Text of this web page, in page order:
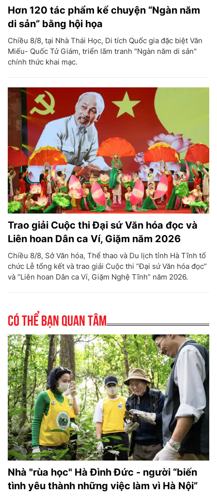
Hơn 120 tác phẩm kể chuyện “Ngàn năm
di sản” bằng hội họa
Chiều 8/8, tại Nhà Thái Học, Di tích Quốc gia đặc biệt Văn
Miếu- Quốc Tử Giám, triển lãm tranh "Ngàn năm di sản"
chính thức khai mạc.
Trao giải Cuộc thi Đại sứ Văn hóa đọc và
Liên hoan Dân ca Ví, Giặm năm 2026
Chiều 8/8, Sở Văn hóa, Thể thao và Du lịch tỉnh Hà Tĩnh tổ
chức Lễ tổng kết và trao giải Cuộc thi “Đại sứ Văn hóa đọc”
và “Liên hoan Dân ca Ví, Giặm Nghệ Tĩnh” năm 2026.
Có thể bạn quan tâm
Nhà "rùa học" Hà Đình Đức - người “biến
tình yêu thành những việc làm vì Hà Nội”